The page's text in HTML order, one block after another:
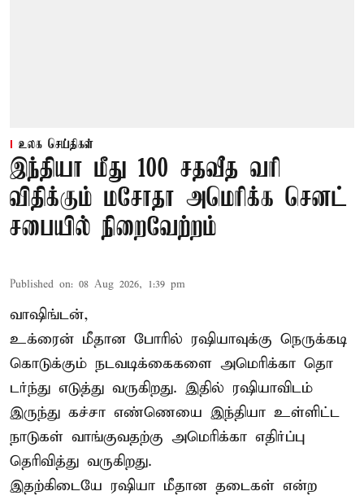
உலக செய்திகள்
இந்தியா மீது 100 சதவீத வரி
விதிக்கும் மசோதா அமெரிக்க செனட்
சபையில் நிறைவேற்றம்
Published on: 08 Aug 2026, 1:39 pm
வாஷிங்டன்,
உக்ரைன் மீதான போரில் ரஷியாவுக்கு நெருக்கடி
கொடுக்கும் நடவடிக்கைகளை அமெரிக்கா தொ
டர்ந்து எடுத்து வருகிறது. இதில் ரஷியாவிடம்
இருந்து கச்சா எண்ணெயை இந்தியா உள்ளிட்ட
நாடுகள் வாங்குவதற்கு அமெரிக்கா எதிர்ப்பு
தெரிவித்து வருகிறது.
இதற்கிடையே ரஷியா மீதான தடைகள் என்ற